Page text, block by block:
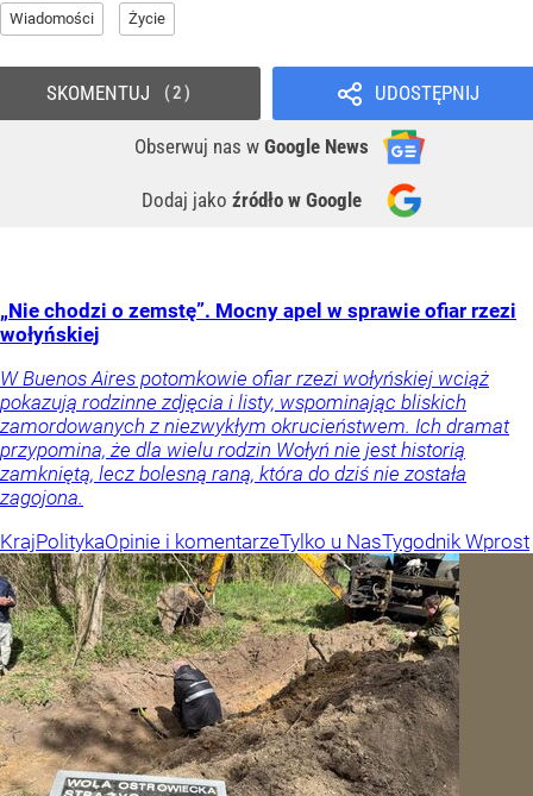
Wiadomości Życie
UDOSTĘPNIJ
Obserwuj nas w Google News
Dodaj jako źródło w Google
SKOMENTUJ 2
„Nie chodzi o zemstę”. Mocny apel w sprawie ofiar rzezi
wołyńskiej
W Buenos Aires potomkowie ofiar rzezi wołyńskiej wciąż
pokazują rodzinne zdjęcia i listy, wspominając bliskich
zamordowanych z niezwykłym okrucieństwem. Ich dramat
przypomina, że dla wielu rodzin Wołyń nie jest historią
zamkniętą, lecz bolesną raną, która do dziś nie została
zagojona.
KrajPolitykaOpinie i komentarzeTylko u NasTygodnik Wprost